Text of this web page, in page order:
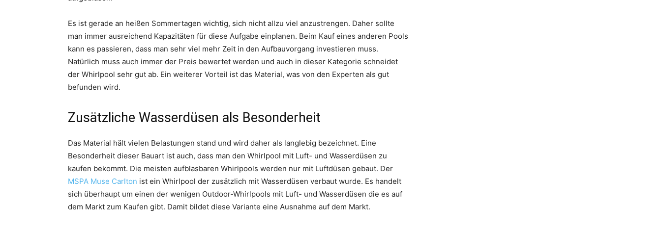
Es ist gerade an heißen Sommertagen wichtig, sich nicht allzu viel anzustrengen. Daher sollte
man immer ausreichend Kapazitäten für diese Aufgabe einplanen. Beim Kauf eines anderen Pools
kann es passieren, dass man sehr viel mehr Zeit in den Aufbauvorgang investieren muss.
Natürlich muss auch immer der Preis bewertet werden und auch in dieser Kategorie schneidet
der Whirlpool sehr gut ab. Ein weiterer Vorteil ist das Material, was von den Experten als gut
befunden wird.
Zusätzliche Wasserdüsen als Besonderheit
Das Material hält vielen Belastungen stand und wird daher als langlebig bezeichnet. Eine
Besonderheit dieser Bauart ist auch, dass man den Whirlpool mit Luft- und Wasserdüsen zu
kaufen bekommt. Die meisten aufblasbaren Whirlpools werden nur mit Luftdüsen gebaut. Der
MSPA Muse Carlton ist ein Whirlpool der zusätzlich mit Wasserdüsen verbaut wurde. Es handelt
sich überhaupt um einen der wenigen Outdoor-Whirlpools mit Luft- und Wasserdüsen die es auf
dem Markt zum Kaufen gibt. Damit bildet diese Variante eine Ausnahme auf dem Markt.